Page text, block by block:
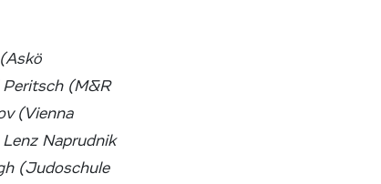
Peritsch (M&R
(Vienna
Naprudnik
(Judoschule